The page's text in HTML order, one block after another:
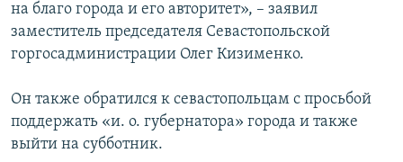
на благо города и его авторитет», – заявил
заместитель председателя Севастопольской
горгосадминистрации Олег Кизименко.
Он также обратился к севастопольцам с просьбой
поддержать «и. о. губернатора» города и также
выйти на субботник.